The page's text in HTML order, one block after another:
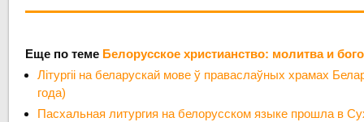
Еще по теме Белорусское христианство: молитва и
Літургіі на беларускай мове ў праваслаўных храмах
года)
Пасхальная литургия на белорусском языке прошла в